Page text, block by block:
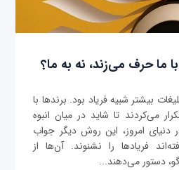
ما حرف می‌زند، نه به ما؟
بیشتر شبیه فریاد بود. برندها با
می‌کردند تا شاید در میان انبوه
دنیای امروز، این روش دیگر جواب
فریادها را نشنوند. آن‌ها از
دستور می‌دهند...